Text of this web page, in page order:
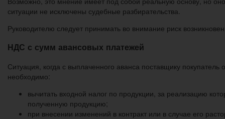
ситуации не исключены судебные разбирательства.
Руководителю следует принимать во внимание риск
НДС с сумм авансовых платежей
Ситуация, когда с выплаченного аванса поставщику
необходимо:
вычитать входной налог по продукции, за реализацию
полученную продукцию;
при внесении изменений в контракт или в случае его